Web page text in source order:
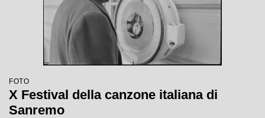
FOTO
X Festival della canzone italiana di
Sanremo